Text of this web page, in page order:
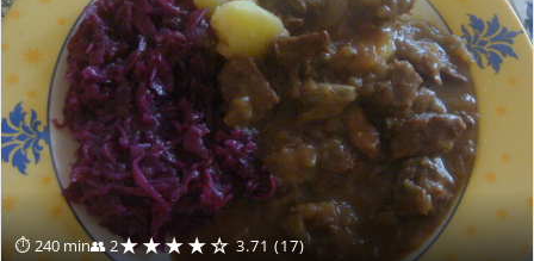
⏱ 240 min👥 2★★★★☆ 3.71 (17)